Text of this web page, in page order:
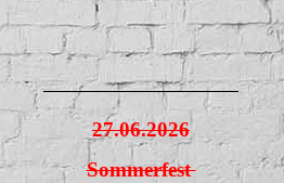
27.06.2026
Sommerfest